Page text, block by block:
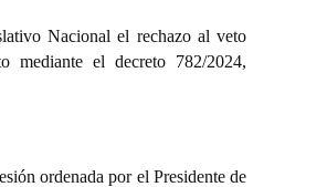
Nacional el rechazo al veto
mediante el decreto 782/2024,
ordenada por el Presidente de